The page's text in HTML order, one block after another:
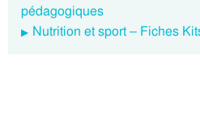
pédagogiques
Nutrition et sport – Fiches